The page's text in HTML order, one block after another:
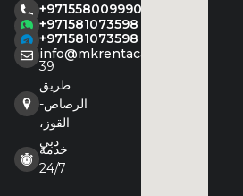
+971558009990
+971581073598
+971581073598
info@mkrentacar.com
39
طريق
الرصاص-
القوز،
دبي
خدمة
24/7